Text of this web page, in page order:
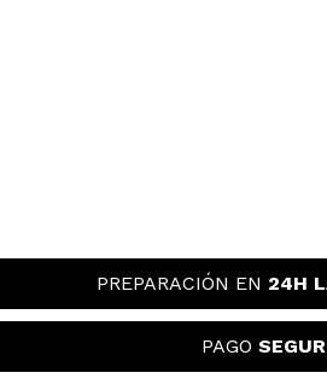
PREPARACIÓN EN 24H
PAGO